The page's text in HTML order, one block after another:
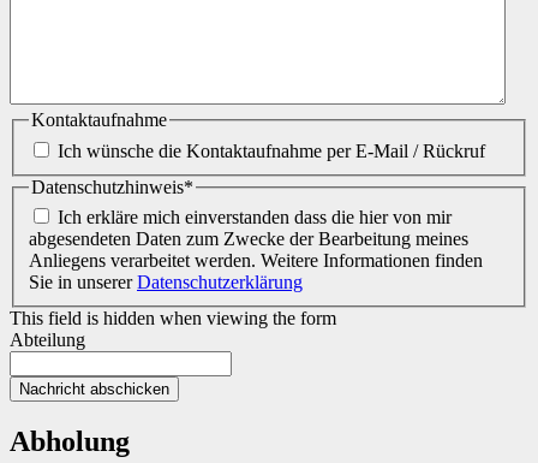
Kontaktaufnahme
Ich wünsche die Kontaktaufnahme per E-Mail / Rückruf
Datenschutzhinweis*
Ich erkläre mich einverstanden dass die hier von mir
abgesendeten Daten zum Zwecke der Bearbeitung meines
Anliegens verarbeitet werden. Weitere Informationen finden
Sie in unsererDatenschutzerklärung
This field is hidden when viewing the form
Abteilung
Abholung